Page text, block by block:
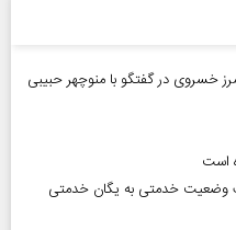
خسروی در گفتگو با منوچهر حبیبی
است
وضعیت خدمتی به یگان خدمتی